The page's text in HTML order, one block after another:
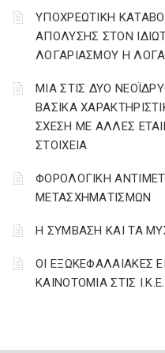
YΠΟΧΡΕΩΤΙΚΗ
ΑΠΟΛΥΣΗΣ ΣΤΟΝ
ΛΟΓΑΡΙΑΣΜΟΥ Η
ΜΙΑ ΣΤΙΣ ΔΥΟ
ΒΑΣΙΚΑ
ΣΧΕΣΗ ΜΕ ΑΛΛΕΣ
ΣΤΟΙΧΕΙΑ
ΦΟΡΟΛΟΓΙΚΗ
ΜΕΤΑΣΧΗΜΑΤΙΣΜΩΝ
Η ΣΥΜΒΑΣΗ ΚΑΙ ΤΑ
ΟΙ ΕΞΩΚΕΦΑΛΑΙΑΚΕΣ
ΚΑΙΝΟΤΟΜΙΑ ΣΤΙΣ Ι.Κ.Ε.